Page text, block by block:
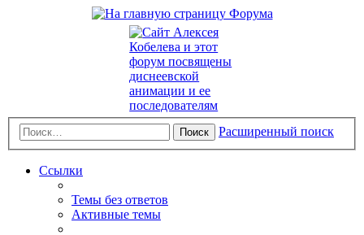
Поиск Расширенный поиск
Ссылки
Темы без ответов
Активные темы